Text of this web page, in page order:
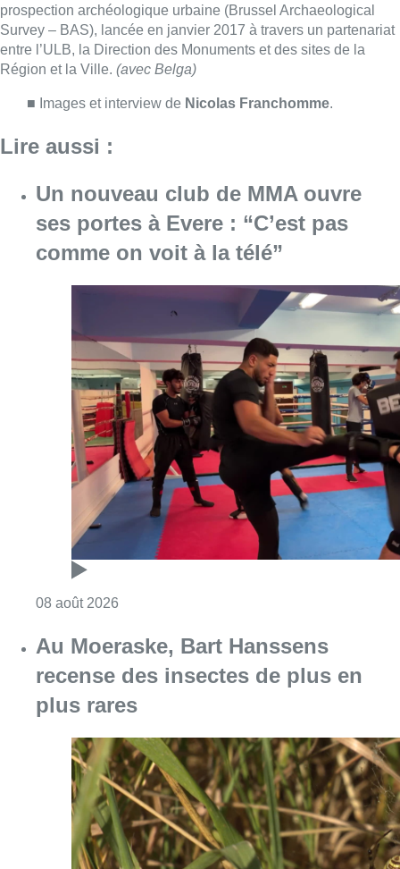
comme on voit à la télé”
08 août 2026Consulter l'article "Un nouveau club de
Au Moeraske, Bart Hanssens
recense des insectes de plus en
plus rares
08 août 2026Consulter l'article "Au Moeraske, Bart
Marathon de contrôles de vitesse